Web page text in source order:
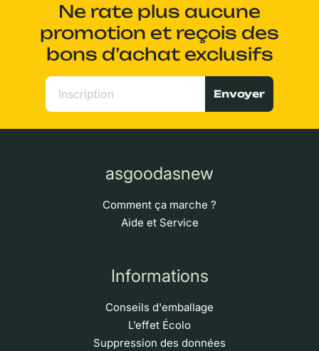
Ne rate plus aucune
promotion et reçois des
bons d’achat exclusifs
Envoyer
asgoodasnew
Comment ça marche ?
Aide et Service
Informations
Conseils d'emballage
L’effet Écolo
Suppression des données